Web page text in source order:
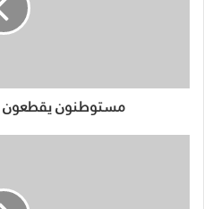
مستوطنون يقطعون